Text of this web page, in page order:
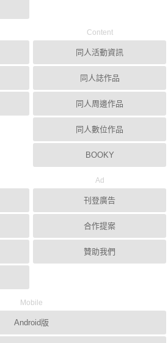
Content
同人活動資訊
同人誌作品
同人周邊作品
同人數位作品
BOOKY
Ad
刊登廣告
合作提案
贊助我們
Mobile
Android版